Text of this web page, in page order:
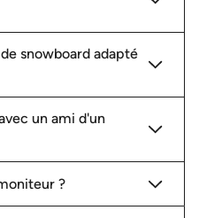
snowboard adapté
un ami d'un
?